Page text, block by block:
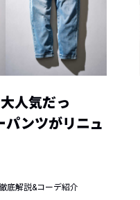
人気だっ
パンツがリニュ
底解説&コーデ紹介